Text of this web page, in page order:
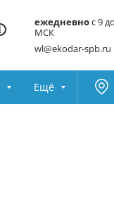
ежедневнос 9
МСК
wl@ekodar-spb.ru
Ещё